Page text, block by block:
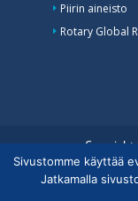
Piirin aineisto
Rotary Global
Copyright
Sivustomme käyttää
Jatkamalla